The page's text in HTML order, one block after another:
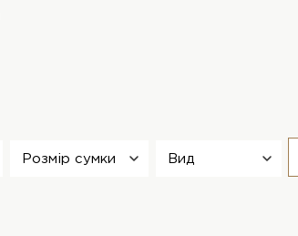
Розмір сумки Вид